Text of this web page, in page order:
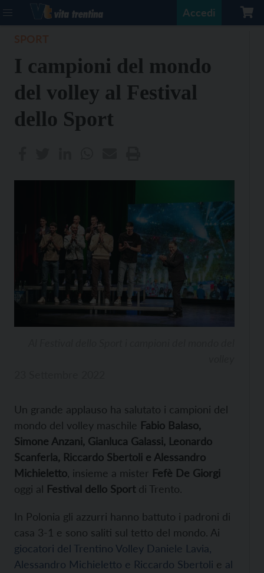
Accedi
I campioni del mondo
del volley al Festival
dello Sport
Un grande applauso ha salutato i campioni del
mondo del volley maschile Fabio Balaso,
Simone Anzani, Gianluca Galassi, Leonardo
Scanferla, Riccardo Sbertoli e Alessandro
Michieletto , insieme a mister Fefè De Giorgi
oggi al Festival dello Sportdi Trento.
In Polonia gli azzurri hanno battuto i padroni di
casa 3-1 e sono saliti sul tetto del mondo. Ai
giocatori del Trentino Volley Daniele Lavia,
Alessandro Michieletto e Riccardo Sbertoli e al